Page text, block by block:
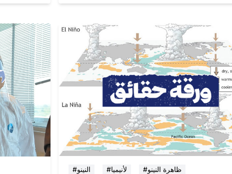
#النينو #لأنيميا #ظاهرة النينو